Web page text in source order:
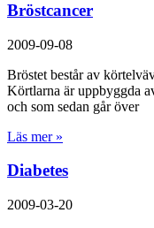
Bröstcancer
2009-09-08
Bröstet består av
Körtlarna är uppbyggda
och som sedan går över
Läs mer »
Diabetes
2009-03-20